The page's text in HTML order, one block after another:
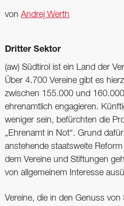
von Andrej Werth
Dritter Sektor
(aw) Südtirol ist ein Land der
Über 4.700 Vereine gibt es
zwischen 155.000 und
ehrenamtlich engagieren.
weniger sein, befürchten die
„Ehrenamt in Not“. Grund
anstehende staatsweite
dem Vereine und Stiftungen
von allgemeinem Interesse
Vereine, die in den Genuss von